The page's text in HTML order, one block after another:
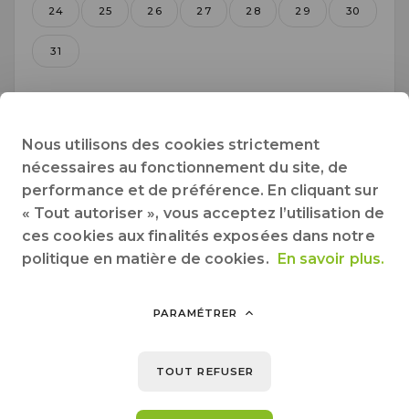
24 25 26 27 28 29 30
31
Lun. Mar. Mer. Jeu. Ven. Sam. Dim.
1 2 3 4 5 6
7 8 9 10 11 12 13
30
Nous utilisons des cookies strictement
nécessaires au fonctionnement du site, de
performance et de préférence. En cliquant sur
« Tout autoriser », vous acceptez l’utilisation de
ces cookies aux finalités exposées dans notre
politique en matière de cookies. En savoir plus.
PARAMÉTRER
TOUT REFUSER